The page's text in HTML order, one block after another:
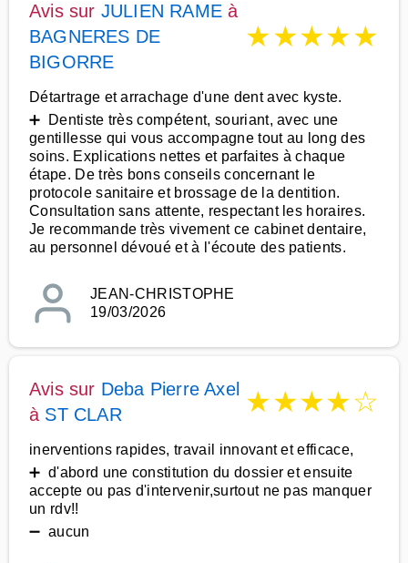
Avis sur JULIEN RAME à
BAGNERES DE
BIGORRE
★★★★★
Détartrage et arrachage d'une dent avec kyste.
➕ Dentiste très compétent, souriant, avec une
gentillesse qui vous accompagne tout au long des
soins. Explications nettes et parfaites à chaque
étape. De très bons conseils concernant le
protocole sanitaire et brossage de la dentition.
Consultation sans attente, respectant les horaires.
Je recommande très vivement ce cabinet dentaire,
au personnel dévoué et à l'écoute des patients.
JEAN-CHRISTOPHE
19/03/2026
Avis sur Deba Pierre Axel
à ST CLAR ★★★★☆
inerventions rapides, travail innovant et efficace,
➕ d'abord une constitution du dossier et ensuite
accepte ou pas d'intervenir,surtout ne pas manquer
un rdv!!
➖ aucun